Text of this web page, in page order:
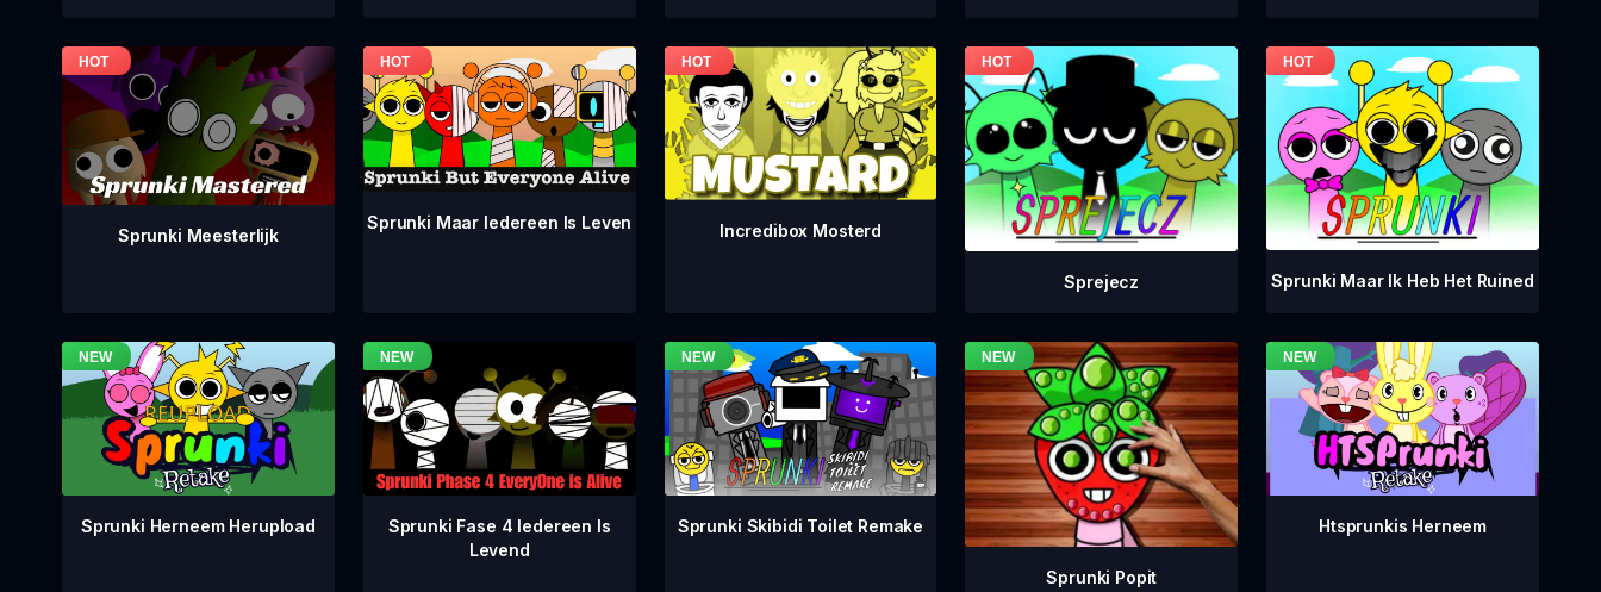
Sprunki Meesterlijk
Sprunki Maar Iedereen Is Leven Incredibox Mosterd
Sprejecz Sprunki Maar Ik Heb Het Ruined
Sprunki Herneem Herupload
Sprunki Fase 4 Iedereen Is
Levend
Sprunki Skibidi Toilet Remake
Sprunki Popit
Htsprunkis Herneem